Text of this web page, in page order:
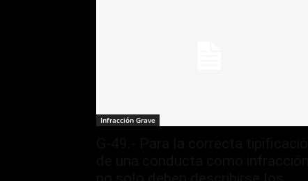
Infracción Grave